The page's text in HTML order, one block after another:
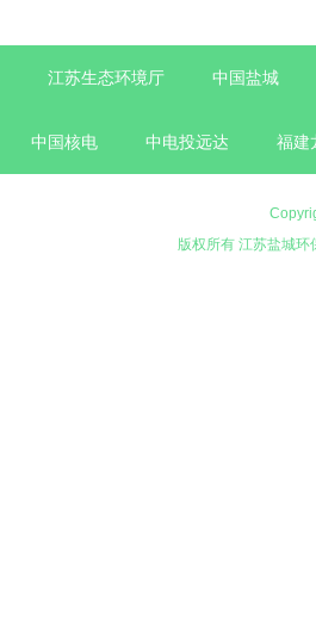
江苏生态环境厅 中国盐城
中国核电 中电投远达 福建
版权所有 江苏盐城